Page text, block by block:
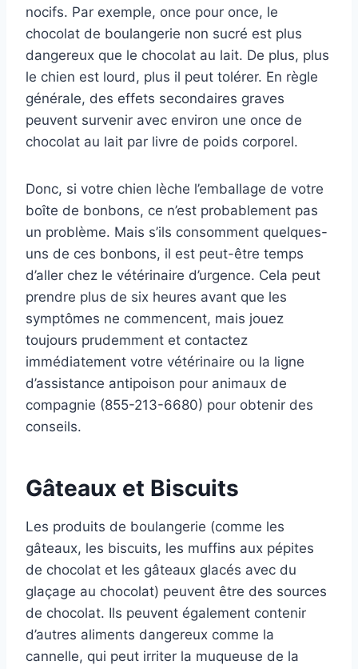
nocifs. Par exemple, once pour once, le
chocolat de boulangerie non sucré est plus
dangereux que le chocolat au lait. De plus, plus
le chien est lourd, plus il peut tolérer. En règle
générale, des effets secondaires graves
peuvent survenir avec environ une once de
chocolat au lait par livre de poids corporel.
Donc, si votre chien lèche l’emballage de votre
boîte de bonbons, ce n’est probablement pas
un problème. Mais s’ils consomment quelques-
uns de ces bonbons, il est peut-être temps
d’aller chez le vétérinaire d’urgence. Cela peut
prendre plus de six heures avant que les
symptômes ne commencent, mais jouez
toujours prudemment et contactez
immédiatement votre vétérinaire ou la ligne
d’assistance antipoison pour animaux de
compagnie (855-213-6680) pour obtenir des
conseils.
Gâteaux et Biscuits
Les produits de boulangerie (comme les
gâteaux, les biscuits, les muffins aux pépites
de chocolat et les gâteaux glacés avec du
glaçage au chocolat) peuvent être des sources
de chocolat. Ils peuvent également contenir
d’autres aliments dangereux comme la
cannelle, qui peut irriter la muqueuse de la